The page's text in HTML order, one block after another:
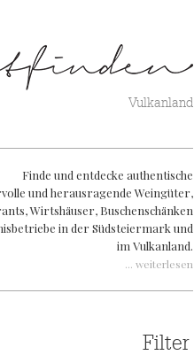
Vulkanland
Finde und entdecke authentische
und herausragende Weingüter,
Wirtshäuser, Buschenschänken
in der Südsteiermark und
im Vulkanland.
... weiterlesen
Filter